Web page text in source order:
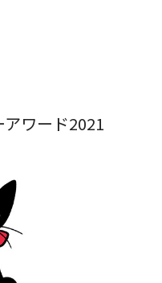
ワード2021